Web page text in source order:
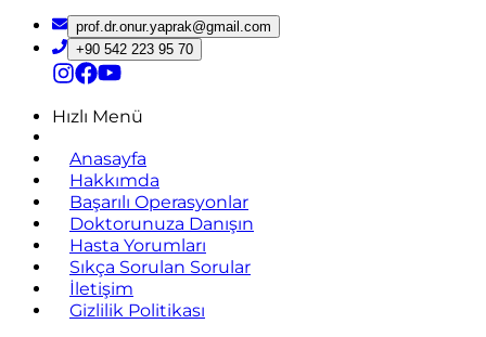
prof.dr.onur.yaprak@gmail.com
+90 542 223 95 70
Hızlı Menü
Anasayfa
Hakkımda
Başarılı Operasyonlar
Doktorunuza Danışın
Hasta Yorumları
Sıkça Sorulan Sorular
İletişim
Gizlilik Politikası